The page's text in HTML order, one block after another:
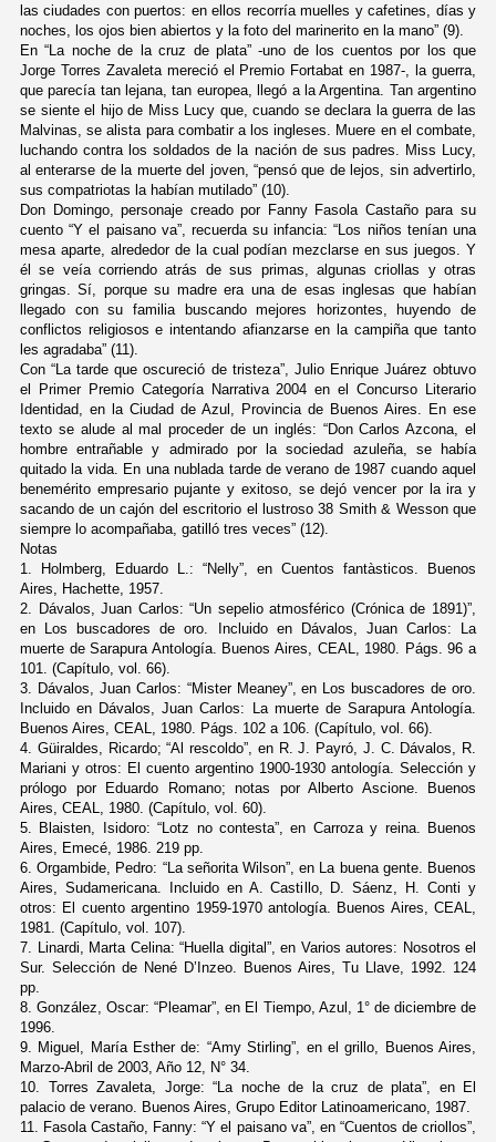
las ciudades con puertos: en ellos recorría muelles y cafetines, días y
noches, los ojos bien abiertos y la foto del marinerito en la mano” (9).
En “La noche de la cruz de plata” -uno de los cuentos por los que
Jorge Torres Zavaleta mereció el Premio Fortabat en 1987-, la guerra,
que parecía tan lejana, tan europea, llegó a la Argentina. Tan argentino
se siente el hijo de Miss Lucy que, cuando se declara la guerra de las
Malvinas, se alista para combatir a los ingleses. Muere en el combate,
luchando contra los soldados de la nación de sus padres. Miss Lucy,
al enterarse de la muerte del joven, “pensó que de lejos, sin advertirlo,
sus compatriotas la habían mutilado” (10).
Don Domingo, personaje creado por Fanny Fasola Castaño para su
cuento “Y el paisano va”, recuerda su infancia: “Los niños tenían una
mesa aparte, alrededor de la cual podían mezclarse en sus juegos. Y
él se veía corriendo atrás de sus primas, algunas criollas y otras
gringas. Sí, porque su madre era una de esas inglesas que habían
llegado con su familia buscando mejores horizontes, huyendo de
conflictos religiosos e intentando afianzarse en la campiña que tanto
les agradaba” (11).
Con “La tarde que oscureció de tristeza”, Julio Enrique Juárez obtuvo
el Primer Premio Categoría Narrativa 2004 en el Concurso Literario
Identidad, en la Ciudad de Azul, Provincia de Buenos Aires. En ese
texto se alude al mal proceder de un inglés: “Don Carlos Azcona, el
hombre entrañable y admirado por la sociedad azuleña, se había
quitado la vida. En una nublada tarde de verano de 1987 cuando aquel
benemérito empresario pujante y exitoso, se dejó vencer por la ira y
sacando de un cajón del escritorio el lustroso 38 Smith & Wesson que
siempre lo acompañaba, gatilló tres veces” (12).
Notas
1. Holmberg, Eduardo L.: “Nelly”, en Cuentos fantàsticos. Buenos
Aires, Hachette, 1957.
2. Dávalos, Juan Carlos: “Un sepelio atmosférico (Crónica de 1891)”,
en Los buscadores de oro. Incluido en Dávalos, Juan Carlos: La
muerte de Sarapura Antología. Buenos Aires, CEAL, 1980. Págs. 96 a
101. (Capítulo, vol. 66).
3. Dávalos, Juan Carlos: “Mister Meaney”, en Los buscadores de oro.
Incluido en Dávalos, Juan Carlos: La muerte de Sarapura Antología.
Buenos Aires, CEAL, 1980. Págs. 102 a 106. (Capítulo, vol. 66).
4. Güiraldes, Ricardo; “Al rescoldo”, en R. J. Payró, J. C. Dávalos, R.
Mariani y otros: El cuento argentino 1900-1930 antología. Selección y
prólogo por Eduardo Romano; notas por Alberto Ascione. Buenos
Aires, CEAL, 1980. (Capítulo, vol. 60).
5. Blaisten, Isidoro: “Lotz no contesta”, en Carroza y reina. Buenos
Aires, Emecé, 1986. 219 pp.
6. Orgambide, Pedro: “La señorita Wilson”, en La buena gente. Buenos
Aires, Sudamericana. Incluido en A. Castillo, D. Sáenz, H. Conti y
otros: El cuento argentino 1959-1970 antología. Buenos Aires, CEAL,
1981. (Capítulo, vol. 107).
7. Linardi, Marta Celina: “Huella digital”, en Varios autores: Nosotros el
Sur. Selección de Nené D’Inzeo. Buenos Aires, Tu Llave, 1992. 124
pp.
8. González, Oscar: “Pleamar”, en El Tiempo, Azul, 1° de diciembre de
1996.
9. Miguel, María Esther de: “Amy Stirling”, en el grillo, Buenos Aires,
Marzo-Abril de 2003, Año 12, N° 34.
10. Torres Zavaleta, Jorge: “La noche de la cruz de plata”, en El
palacio de verano. Buenos Aires, Grupo Editor Latinoamericano, 1987.
11. Fasola Castaño, Fanny: “Y el paisano va”, en “Cuentos de criollos”,